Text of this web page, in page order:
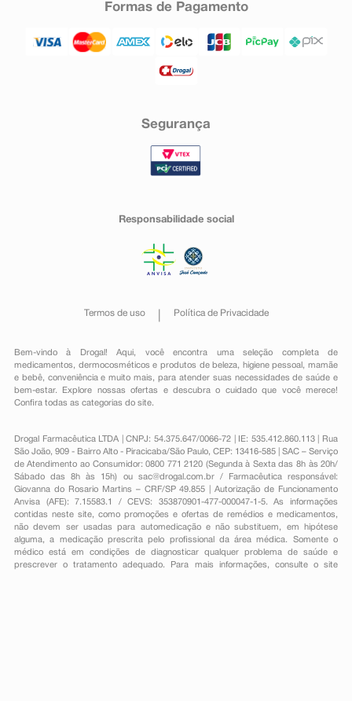
Formas de Pagamento
Segurança
Responsabilidade social
Termos de uso Política de Privacidade
Bem-vindo à Drogal! Aqui, você encontra uma seleção completa de
medicamentos , dermocosméticos e produtos de beleza, higiene pessoal ,mamãe
e bebê, conveniênciae muito mais, para atender suas necessidades de saúde e
bem-estar. Explore nossas ofertas e descubra o cuidado que você merece!
Confira todas as categorias do site.
Drogal Farmacêutica LTDA | CNPJ: 54.375.647/0066-72 | IE: 535.412.860.113 | Rua
São João, 909 - Bairro Alto - Piracicaba/São Paulo, CEP: 13416-585 | SAC – Serviço
de Atendimento ao Consumidor: 0800 771 2120 (Segunda à Sexta das 8h às 20h/
Sábado das 8h às 15h) ou sac@drogal.com.br/ Farmacêutica responsável:
Giovanna do Rosario Martins – CRF/SP 49.855 | Autorização de Funcionamento
Anvisa (AFE): 7.15583.1 / CEVS: 353870901-477-000047-1-5. As informações
contidas neste site, como promoções e ofertas de remédios e medicamentos,
não devem ser usadas para automedicação e não substituem, em hipótese
alguma, a medicação prescrita pelo profissional da área médica. Somente o
médico está em condições de diagnosticar qualquer problema de saúde e
prescrever o tratamento adequado. Para mais informações, consulte o site